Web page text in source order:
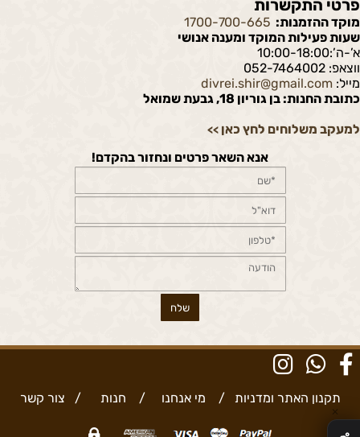
פרטי התקשרות
מוקד ההזמנות: 1700-700-665
שעות פעילות המוקד ומענה אנושי
א’-ה’:10:00-18:00
ווצאפ: 052-7464002
מייל: divrei.shir@gmail.com
כתובת החנות: בן גוריון 18, גבעת שמואל
למעקב משלוחים לחץ כאן >>
אנא השאר פרטים ונחזור בהקדם!
תקנון האתר ומדניות / מי אנחנו / חנות / צור קשר
✕